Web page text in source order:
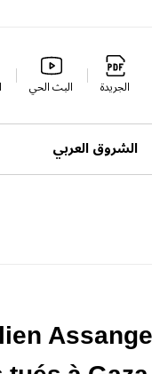
الجريدة البث الحي
الشروق العربي